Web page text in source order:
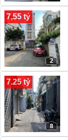
7,55 tỷ
2
7.25 tỷ
8